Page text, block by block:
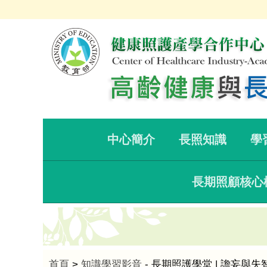
中心簡介 長照知識 學
長期照顧核
首頁 > 知識學習影音 - 長期照護學堂 | 譫妄與失